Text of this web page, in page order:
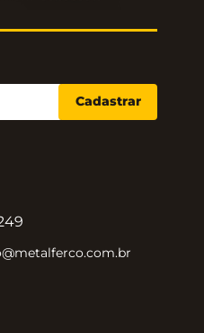
Cadastrar